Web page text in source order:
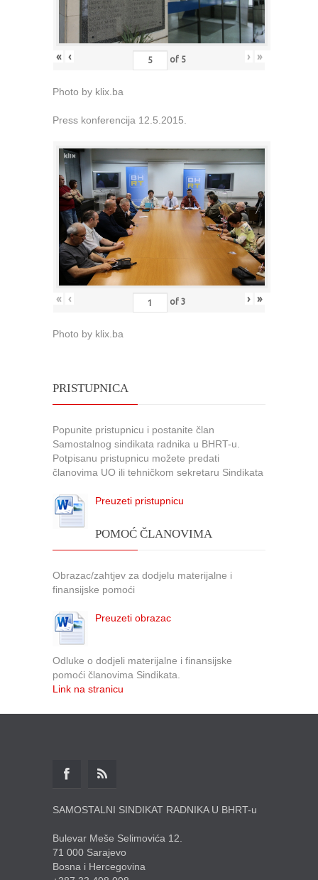
« ‹ of 5 › »
Photo by klix.ba
Press konferencija 12.5.2015.
« ‹ of 3 › »
Photo by klix.ba
PRISTUPNICA
Popunite pristupnicu i postanite član
Samostalnog sindikata radnika u BHRT-u.
Potpisanu pristupnicu možete predati
članovima UO ili tehničkom sekretaru Sindikata
Preuzeti pristupnicu
POMOĆ ČLANOVIMA
Obrazac/zahtjev za dodjelu materijalne i
finansijske pomoći
Preuzeti obrazac
Odluke o dodjeli materijalne i finansijske
pomoći članovima Sindikata.
Link na stranicu
SAMOSTALNI SINDIKAT RADNIKA U BHRT-u
Bulevar Meše Selimovića 12.
71 000 Sarajevo
Bosna i Hercegovina